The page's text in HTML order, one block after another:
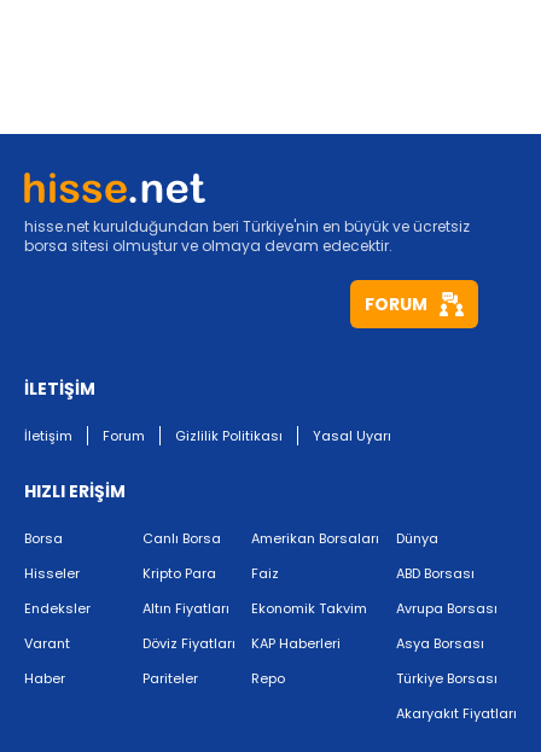
hisse.net kurulduğundan beri Türkiye'nin en büyük ve ücretsiz
borsa sitesi olmuştur ve olmaya devam edecektir.
FORUM
İLETİŞİM
İletişim Forum Gizlilik Politikası Yasal Uyarı
HIZLI ERİŞİM
Borsa
Hisseler
Endeksler
Varant
Haber
Canlı Borsa
Kripto Para
Altın Fiyatları
Döviz Fiyatları
Pariteler
Amerikan Borsaları
Faiz
Ekonomik Takvim
KAP Haberleri
Repo
Dünya
ABD Borsası
Avrupa Borsası
Asya Borsası
Türkiye Borsası
Akaryakıt Fiyatları